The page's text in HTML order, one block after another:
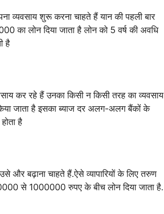
व्यवसाय शुरू करना चाहते हैं यान की पहली बार
का लोन दिया जाता है लोन को 5 वर्ष की अवधि
है
कर रहे हैं उनका किसी न किसी तरह का व्यवसाय
जाता है इसका ब्याज दर अलग-अलग बैंकों के
है
और बढ़ाना चाहते हैं.ऐसे व्यापारियों के लिए तरुण
से 1000000 रुपए के बीच लोन दिया जाता है.